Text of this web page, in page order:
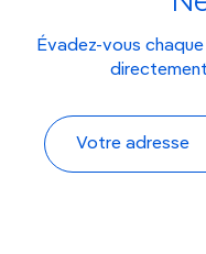
Évadez-vous